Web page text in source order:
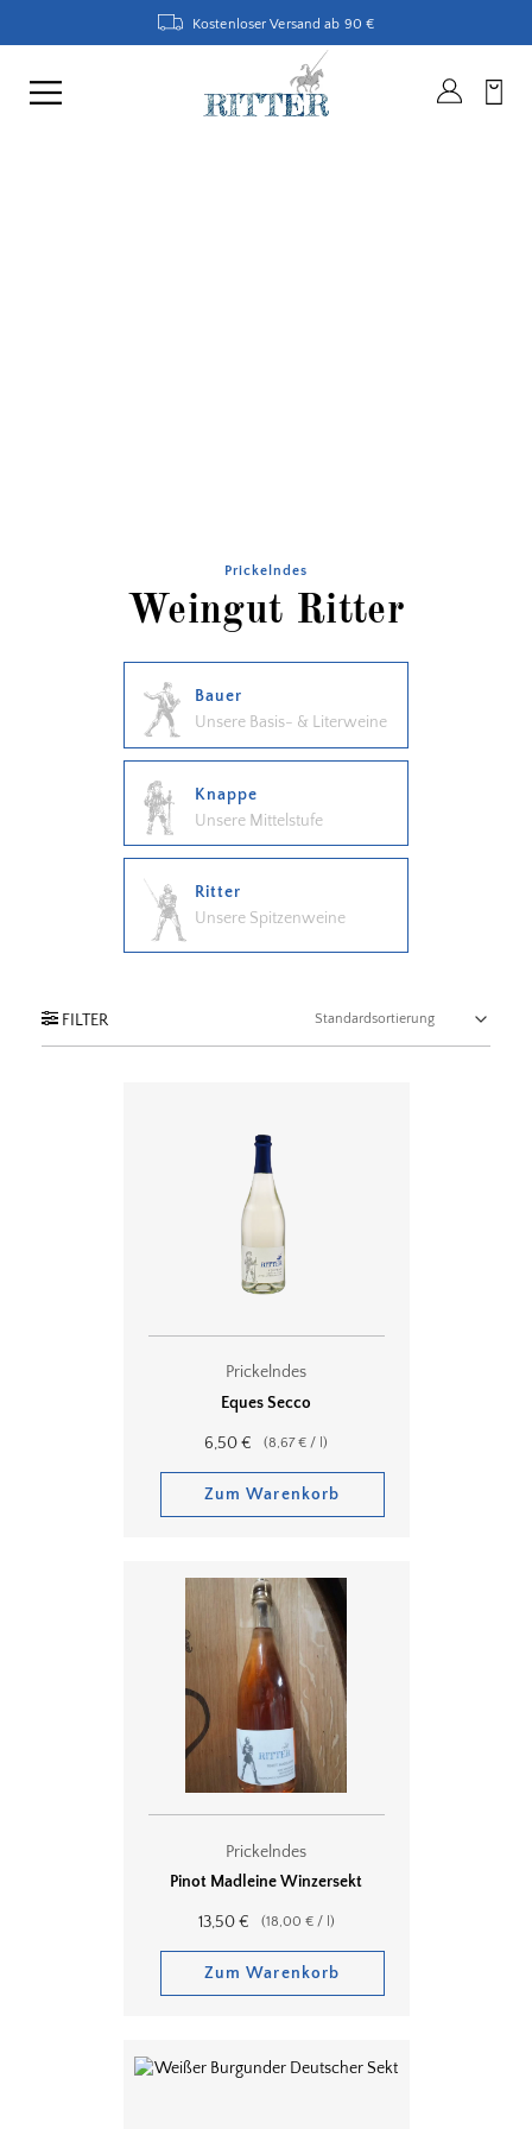
Kostenloser Versand ab 90 €
Prickelndes
Weingut Ritter
Bauer
Unsere Basis- & Literweine
Knappe
Unsere Mittelstufe
Ritter
Unsere Spitzenweine
FILTER
Prickelndes
Eques Secco
6,50€ (8,67€ / )
Zum Warenkorb
Prickelndes
Pinot Madleine Winzersekt
13,50€ (18,00 €/ )
Zum Warenkorb